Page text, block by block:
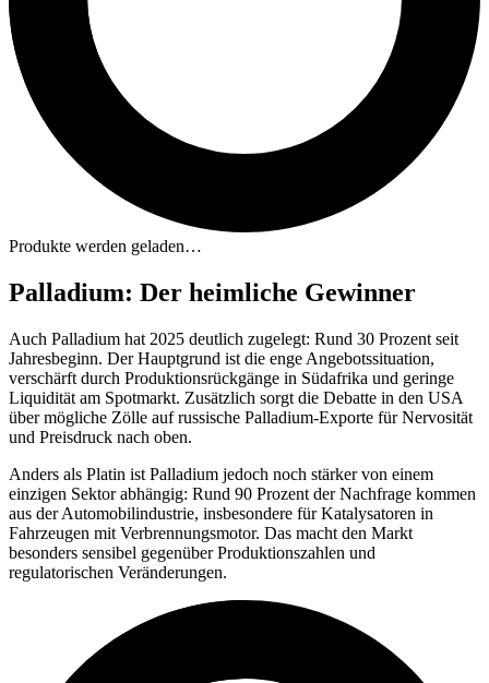
Produkte werden geladen…
Palladium: Der heimliche Gewinner
Auch Palladium hat 2025 deutlich zugelegt: Rund 30 Prozent seit
Jahresbeginn. Der Hauptgrund ist die enge Angebotssituation,
verschärft durch Produktionsrückgänge in Südafrika und geringe
Liquidität am Spotmarkt. Zusätzlich sorgt die Debatte in den USA
über mögliche Zölle auf russische Palladium-Exporte für Nervosität
und Preisdruck nach oben.
Anders als Platin ist Palladium jedoch noch stärker von einem
einzigen Sektor abhängig: Rund 90 Prozent der Nachfrage kommen
aus der Automobilindustrie, insbesondere für Katalysatoren in
Fahrzeugen mit Verbrennungsmotor. Das macht den Markt
besonders sensibel gegenüber Produktionszahlen und
regulatorischen Veränderungen.